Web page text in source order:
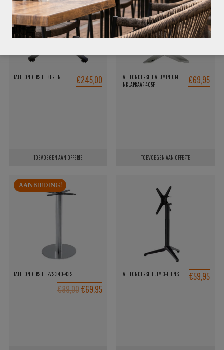
TAFELONDERSTEL BERLIN €245,00
TOEVOEGEN AAN OFFERTE
TAFELONDERSTEL ALUMINIUM
INKLAPBAAR 405F
€69,95
TOEVOEGEN AAN OFFERTE
AANBIEDING!
TAFELONDERSTEL RVS 340-43S
€89,00OORSPRONKELIJKE
€69,95HUIDIGE
TAFELONDERSTEL JIM 3-TEENS €59,95